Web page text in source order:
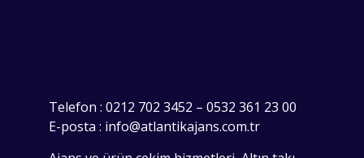
Telefon : 0212 702 3452 – 0532 361 23 00
E-posta : info@atlantikajans.com.tr